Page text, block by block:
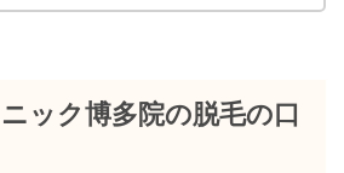
ック博多院の脱毛の口